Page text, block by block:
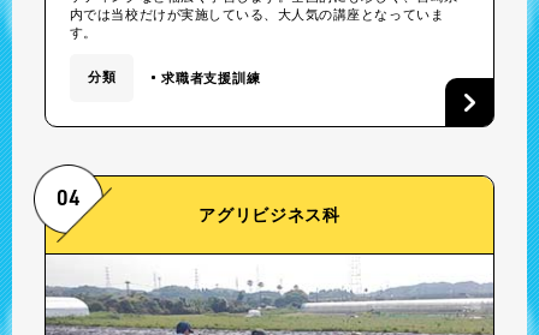
内では当校だけが実施している、大人気の講座となっていま
す。
分類 求職者支援訓練
04
アグリビジネス科